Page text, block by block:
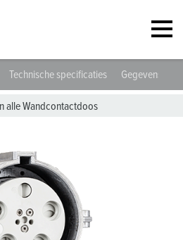
Technische specificaties
alle Wandcontactdoos